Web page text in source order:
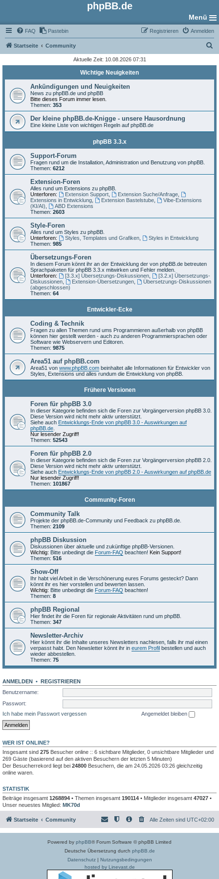
phpBB.de
Menü
FAQ Pastebin Anmelden
Registrieren
Startseite Community
h
Aktuelle Zeit: 10.08.2026 07:31
Wichtige Neuigkeiten
Ankündigungen und Neuigkeiten
News zu phpBB.de und phpBB
Bitte dieses Forum immer lesen.
Themen: 353
Der kleine phpBB.de-Knigge - unsere Hausordnung
Eine kleine Liste von wichtigen Regeln auf phpBB.de
phpBB 3.3.x
Support-Forum
Fragen rund um die Installation, Administration und Benutzung von phpBB.
Themen: 6212
Extension-Foren
Alles rund um Extensions zu phpBB.
Unterforen:
Extension Support, Extension Suche/Anfrage,
Extensions in Entwicklung
Extension Bastelstube,
Vibe-Extensions
(KI/AI)
ABD Extensions
Themen: 2603
Style-Foren
Alles rund um Styles zu phpBB.
Unterforen:
Styles, Templates und Grafiken,
Styles in Entwicklung
Themen: 985
Übersetzungs-Foren
In diesem Forum könnt ihr an der Entwicklung der von phpBB.de betreuten
Sprachpaketen für phpBB 3.3.x mitwirken und Fehler melden.
Unterforen:
[3.3.x] Übersetzungs-Diskussionen,
[3.2.x] Übersetzungs-
Diskussionen
Extension-Übersetzungen,
Übersetzungs-Diskussionen
(abgeschlossen)
Themen: 64
Entwickler-Ecke
Coding & Technik
Fragen zu allen Themen rund ums Programmieren außerhalb von phpBB
können hier gestellt werden - auch zu anderen Programmiersprachen oder
Software wie Webservern und Editoren.
Themen: 9875
Area51 auf phpBB.com
Area51 von www.phpBB.com beinhaltet alle Informationen für Entwickler von
Styles, Extensions und alles rundum die Entwicklung von phpBB.
Frühere Versionen
Foren für phpBB 3.0
In dieser Kategorie befinden sich die Foren zur Vorgängerversion phpBB 3.0.
Diese Version wird nicht mehr aktiv unterstützt.
Siehe auch Entwicklungs-Ende von phpBB 3.0 - Auswirkungen auf
phpBB.de
Nur lesender Zugriff!
Themen: 52543
Foren für phpBB 2.0
In dieser Kategorie befinden sich die Foren zur Vorgängerversion phpBB 2.0.
Diese Version wird nicht mehr aktiv unterstützt.
Siehe auch Entwicklungs-Ende von phpBB 2.0 - Auswirkungen auf phpBB.de
Nur lesender Zugriff!
Themen: 101867
Community-Foren
Community Talk
Projekte der phpBB.de-Community und Feedback zu phpBB.de.
Themen: 2109
phpBB Diskussion
Diskussionen über aktuelle und zukünftige phpBB-Versionen.
Wichtig: Bitte unbedingt die Forum-FAQ beachten! Kein Support!
Themen: 516
Show-Off
Ihr habt viel Arbeit in die Verschönerung eures Forums gesteckt? Dann
könnt ihr es hier vorstellen und bewerten lassen.
Wichtig: Bitte unbedingt die Forum-FAQ beachten!
Themen: 8
phpBB Regional
Hier findet ihr die Foren für regionale Aktivitäten rund um phpBB.
Themen: 347
Newsletter-Archiv
Hier könnt ihr die Inhalte unseres Newsletters nachlesen, falls ihr mal einen
verpasst habt. Den Newsletter könnt ihr in eurem Profil bestellen und auch
wieder abbestellen.
Themen: 75
ANMELDEN • REGISTRIEREN
Benutzername:
Passwort:
Ich habe mein Passwort vergessen
Angemeldet bleiben
WER IST ONLINE?
Insgesamt sind 275 Besucher online :: 6 sichtbare Mitglieder, 0 unsichtbare Mitglieder und
269 Gäste (basierend auf den aktiven Besuchern der letzten 5 Minuten)
Der Besucherrekord liegt bei 24800 Besuchern, die am 24.05.2026 03:26 gleichzeitig
online waren.
STATISTIK
Beiträge insgesamt 1268894 • Themen insgesamt 190114 • Mitglieder insgesamt 47027 •
Unser neuestes Mitglied: MK70d
Startseite Community Alle Zeiten sind UTC+02:00
Powered by phpBB® Forum Software © phpBB Limited
Deutsche Übersetzung durch phpBB.de
Datenschutz| Nutzungsbedingungen
hosted by Linevast.de